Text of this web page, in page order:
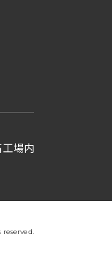
場内
reserved.